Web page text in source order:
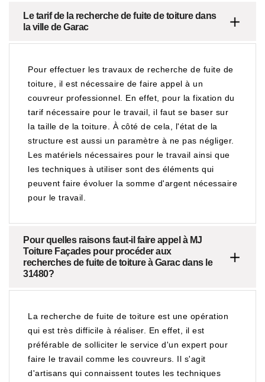
Le tarif de la recherche de fuite de toiture dans
la ville de Garac
Pour effectuer les travaux de recherche de fuite de
toiture, il est nécessaire de faire appel à un
couvreur professionnel. En effet, pour la fixation du
tarif nécessaire pour le travail, il faut se baser sur
la taille de la toiture. À côté de cela, l'état de la
structure est aussi un paramètre à ne pas négliger.
Les matériels nécessaires pour le travail ainsi que
les techniques à utiliser sont des éléments qui
peuvent faire évoluer la somme d'argent nécessaire
pour le travail.
Pour quelles raisons faut-il faire appel à MJ
Toiture Façades pour procéder aux
recherches de fuite de toiture à Garac dans le
31480?
La recherche de fuite de toiture est une opération
qui est très difficile à réaliser. En effet, il est
préférable de solliciter le service d'un expert pour
faire le travail comme les couvreurs. Il s'agit
d'artisans qui connaissent toutes les techniques